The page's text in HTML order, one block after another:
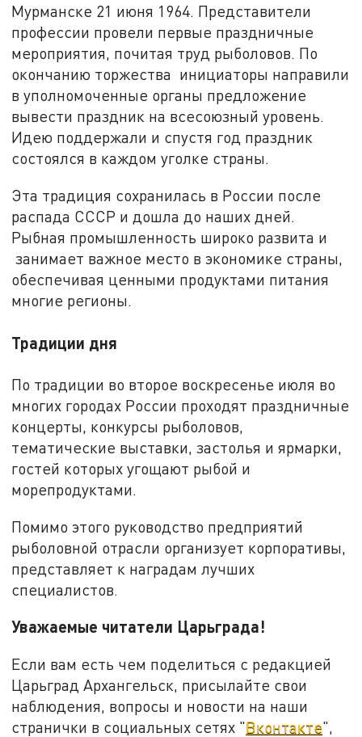
Мурманске 21 июня 1964. Представители
профессии провели первые праздничные
мероприятия, почитая труд рыболовов. По
окончанию торжества инициаторы направили
в уполномоченные органы предложение
вывести праздник на всесоюзный уровень.
Идею поддержали и спустя год праздник
состоялся в каждом уголке страны.
Эта традиция сохранилась в России после
распада СССР и дошла до наших дней.
Рыбная промышленность широко развита и
занимает важное место в экономике страны,
обеспечивая ценными продуктами питания
многие регионы.
Традиции дня
По традиции во второе воскресенье июля во
многих городах России проходят праздничные
концерты, конкурсы рыболовов,
тематические выставки, застолья и ярмарки,
гостей которых угощают рыбой и
морепродуктами.
Помимо этого руководство предприятий
рыболовной отрасли организует корпоративы,
представляет к наградам лучших
специалистов.
Уважаемые читатели Царьграда!
Если вам есть чем поделиться с редакцией
Царьград Архангельск, присылайте свои
наблюдения, вопросы и новости на наши
странички в социальных сетях "Вконтакте",